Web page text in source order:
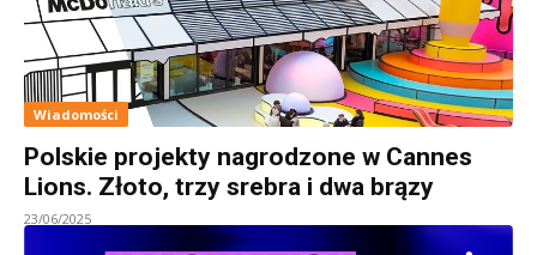
Wiadomości
Polskie projekty nagrodzone w Cannes
Lions. Złoto, trzy srebra i dwa brązy
23/06/2025